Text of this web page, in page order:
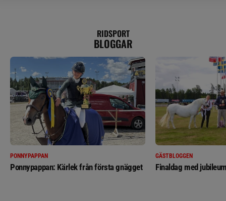
RIDSPORT
BLOGGAR
PONNYPAPPAN
Ponnypappan: Kärlek från första gnägget
GÄSTBLOGGEN
Finaldag med